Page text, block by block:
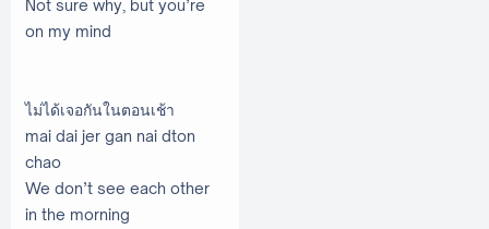
Not sure why, but you’re
on my mind
ไม่ได้เจอกันในตอนเช้า
mai dai jer gan nai dton
chao
We don’t see each other
in the morning